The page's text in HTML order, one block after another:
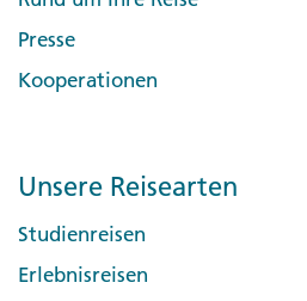
Presse
Kooperationen
Unsere Reisearten
Studienreisen
Erlebnisreisen